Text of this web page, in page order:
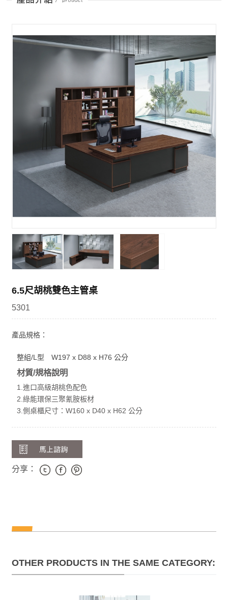
6.5尺胡桃雙色主管桌
5301
產品規格：
整組/L型 W197 x D88 x H76 公分
材質/規格說明
1.進口高級胡桃色配色
2.綠能環保三聚氰胺板材
3.側桌櫃尺寸：W160 x D40 x H62 公分
分享：
OTHER PRODUCTS IN THE SAME CATEGORY: